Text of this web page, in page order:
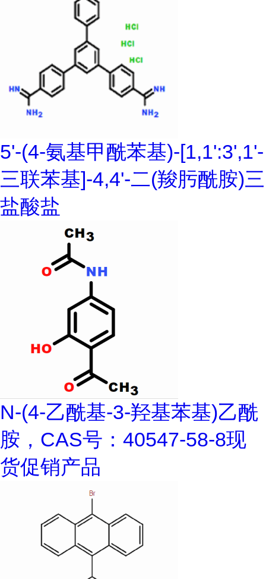
5'-(4-氨基甲酰苯基)-[1,1':3',1'-
三联苯基]-4,4'-二(羧肟酰胺)三
盐酸盐
N-(4-乙酰基-3-羟基苯基)乙酰
胺，CAS号：40547-58-8现
货促销产品